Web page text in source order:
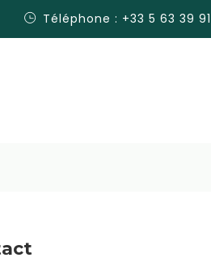
Téléphone : +33 5 63 39